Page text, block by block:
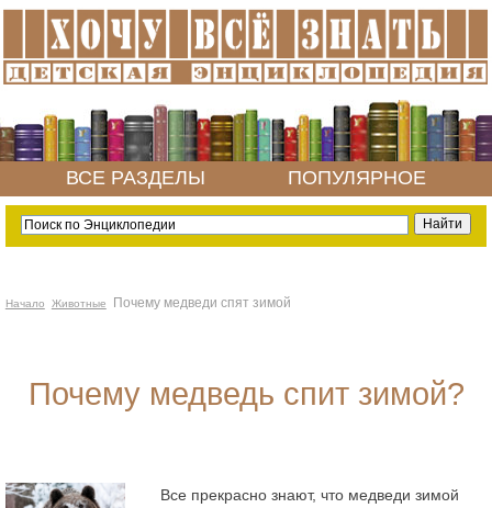
ВСЕ РАЗДЕЛЫ ПОПУЛЯРНОЕ
Начало Животные Почему медведи спят зимой
Почему медведь спит зимой?
Все прекрасно знают, что медведи зимой